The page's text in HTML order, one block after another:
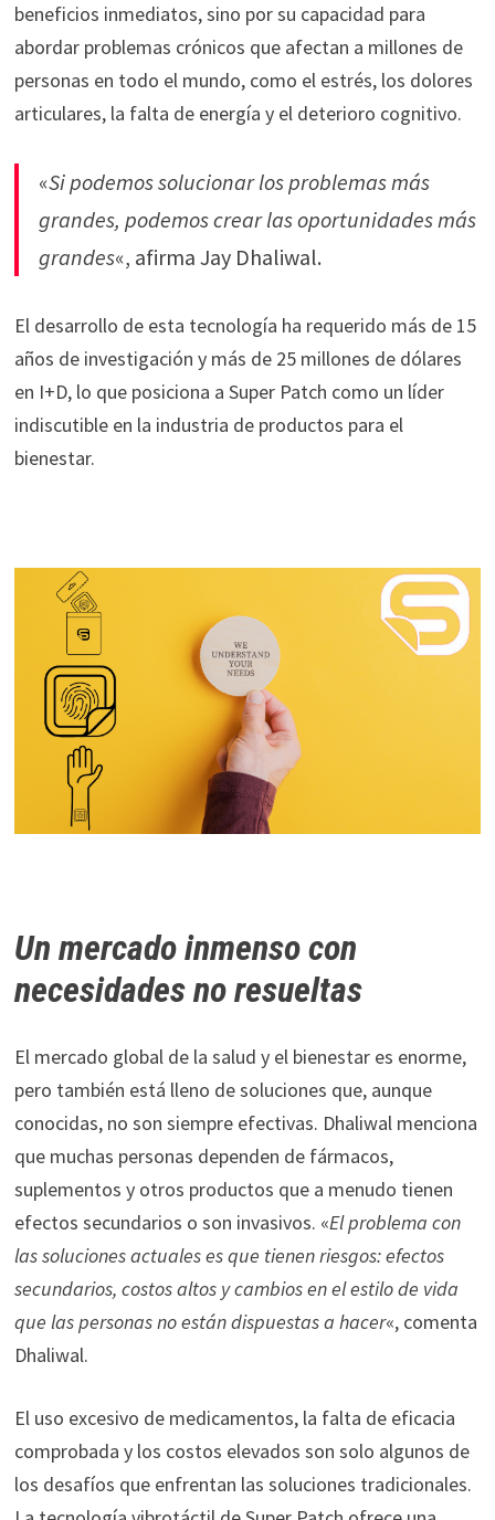
beneficios inmediatos, sino por su capacidad para
abordar problemas crónicos que afectan a millones de
personas en todo el mundo, como el estrés, los dolores
articulares, la falta de energía y el deterioro cognitivo.
«Si podemos solucionar los problemas más
grandes, podemos crear las oportunidades más
grandes«, afirma Jay Dhaliwal.
El desarrollo de esta tecnología ha requerido más de 15
años de investigación y más de 25 millones de dólares
en I+D, lo que posiciona a Super Patch como un líder
indiscutible en la industria de productos para el
bienestar.
Un mercado inmenso con
necesidades no resueltas
El mercado global de la salud y el bienestar es enorme,
pero también está lleno de soluciones que, aunque
conocidas, no son siempre efectivas. Dhaliwal menciona
que muchas personas dependen de fármacos,
suplementos y otros productos que a menudo tienen
efectos secundarios o son invasivos. «El problema con
las soluciones actuales es que tienen riesgos: efectos
secundarios, costos altos y cambios en el estilo de vida
que las personas no están dispuestas a hacer«, comenta
Dhaliwal.
El uso excesivo de medicamentos, la falta de eficacia
comprobada y los costos elevados son solo algunos de
los desafíos que enfrentan las soluciones tradicionales.